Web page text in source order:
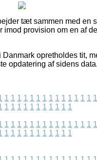
tæt sammen med en
imod provision om en af
opretholdes tit,
opdatering af sidens data.
1 1 1 1 1 1 1 1 1 1 1 1 1 1 1
1 1 1 1 1 1 1 1 1 1 1
1 1 1 1 1 1 1 1 1 1 1 1 1 1 1
1 1 1 1 1 1 1 1 1 1 1